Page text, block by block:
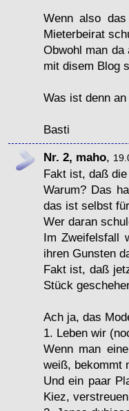
Wenn also
Mieterbeirat
Obwohl man
mit disem Blog
Was ist denn
Basti
Nr. 2, maho,
Fakt ist, daß
Warum? Das
das ist selbst
Wer daran
Im Zweifelsfall
ihren Gunsten
Fakt ist, daß
Stück
Ach ja, das
1. Leben wir
Wenn man
weiß, bekommt
Und ein paar
Kiez,